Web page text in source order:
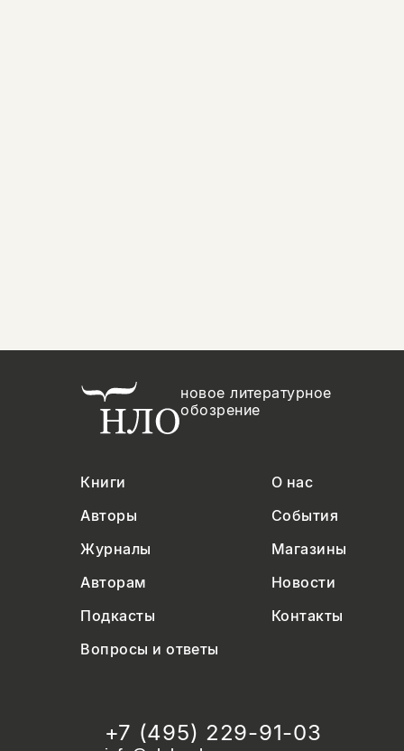
новое литературное
обозрение
Книги
О нас
Авторы
События
Журналы
Магазины
Авторам
Новости
Подкасты
Контакты
Вопросы и ответы
+7 (495) 229-91-03